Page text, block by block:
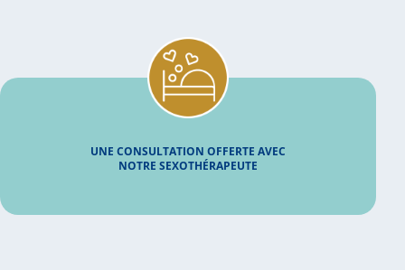
UNE CONSULTATION OFFERTE AVEC
NOTRE SEXOTHÉRAPEUTE